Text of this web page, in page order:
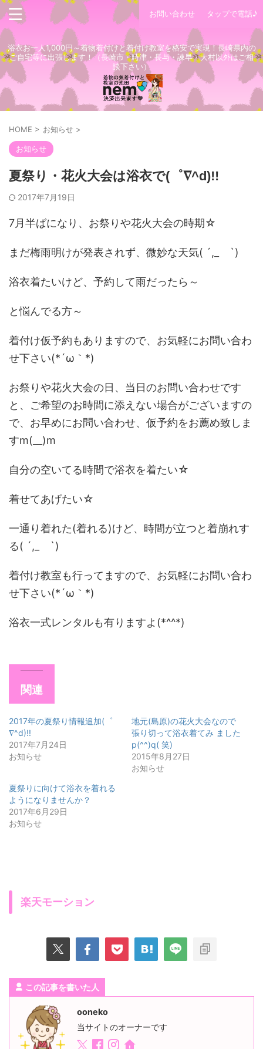
お問い合わせ タップで電話♪
浴衣お一人1,000円～着物着付けと着付け教室を格安で実現！長崎県内の
ご自宅等に出張します！（長崎市・時津・長与・諫早・大村以外はご相
談下さい）
HOME > お知らせ >
お知らせ
夏祭り・花火大会は浴衣で(゜∇^d)!!
2017年7月19日
7月半ばになり、お祭りや花火大会の時期☆
まだ梅雨明けが発表されず、微妙な天気( ´,_ゝ`)
浴衣着たいけど、予約して雨だったら～
と悩んでる方～
着付け仮予約もありますので、お気軽にお問い合わ
せ下さい(*´ω｀*)
お祭りや花火大会の日、当日のお問い合わせです
と、ご希望のお時間に添えない場合がございますの
で、お早めにお問い合わせ、仮予約をお薦め致しま
すm(__)m
自分の空いてる時間で浴衣を着たい☆
着せてあげたい☆
一通り着れた(着れる)けど、時間が立つと着崩れす
る( ´,_ゝ`)
着付け教室も行ってますので、お気軽にお問い合わ
せ下さい(*´ω｀*)
浴衣一式レンタルも有りますよ(*^^*)
関連
2017年の夏祭り情報追加(゜
∇^d)!!
2017年7月24日
お知らせ
地元(島原)の花火大会なので
張り切って浴衣着てみ ました
p(^^)q( 笑)
2015年8月27日
お知らせ
夏祭りに向けて浴衣を着れる
ようになりませんか？
2017年6月29日
お知らせ
楽天モーション
この記事を書いた人
ooneko
当サイトのオーナーです